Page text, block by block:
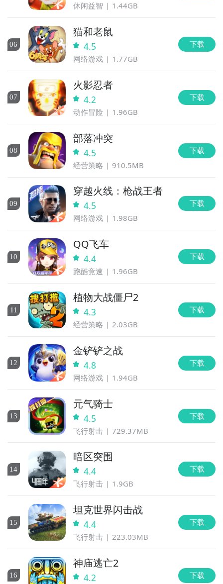
休闲益智 1.44GB
06
猫和老鼠
4.5
网络游戏 1.77GB
下载
07
火影忍者
4.2
动作冒险 1.96GB
下载
08
部落冲突
4.5
经营策略 910.5MB
下载
09
穿越火线：枪战王者
4.5
网络游戏 1.98GB
下载
10
QQ飞车
4.4
跑酷竞速 1.96GB
下载
11
植物大战僵尸2
4.3
经营策略 2.03GB
下载
12
金铲铲之战
4.8
网络游戏 1.94GB
下载
13
元气骑士
4.5
飞行射击 729.37MB
下载
14
暗区突围
4.4
飞行射击 1.9GB
下载
15
坦克世界闪击战
4.4
飞行射击 223.03MB
下载
16
神庙逃亡2
4.2 下载